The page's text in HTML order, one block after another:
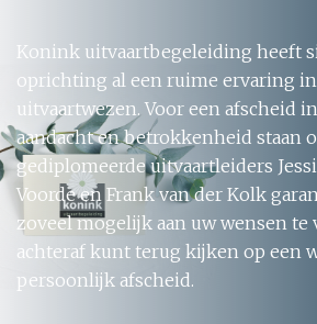
Konink uitvaartbegeleiding heeft
oprichting al een ruime ervaring
uitvaartwezen. Voor een afscheid
aandacht en betrokkenheid staan
gediplomeerde uitvaartleiders
Voorde en Frank van der Kolk
zoveel mogelijk aan uw wensen te
achteraf kunt terug kijken op een
persoonlijk afscheid.